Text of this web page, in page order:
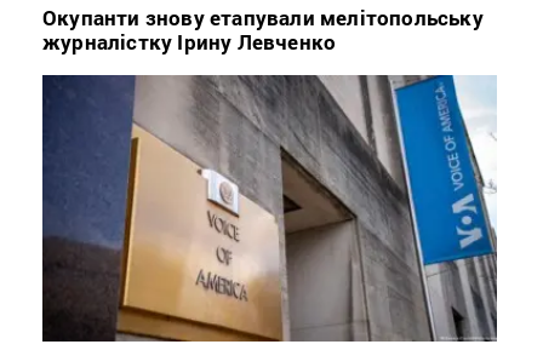
Окупанти знову етапували мелітопольську
журналістку Ірину Левченко